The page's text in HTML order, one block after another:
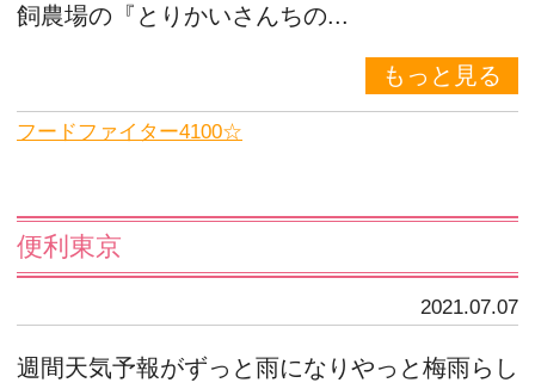
飼農場の『とりかいさんちの...
もっと見る
フードファイター4100☆
便利東京
2021.07.07
週間天気予報がずっと雨になりやっと梅雨らし